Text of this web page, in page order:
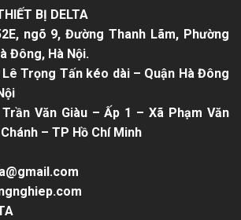
BỊ DELTA
ngõ 9, Đường Thanh Lãm, Phường
Đông, Hà Nội.
Trọng Tấn kéo dài – Quận Hà Đông
Văn Giàu – Ấp 1 – Xã Phạm Văn
– TP Hồ Chí Minh